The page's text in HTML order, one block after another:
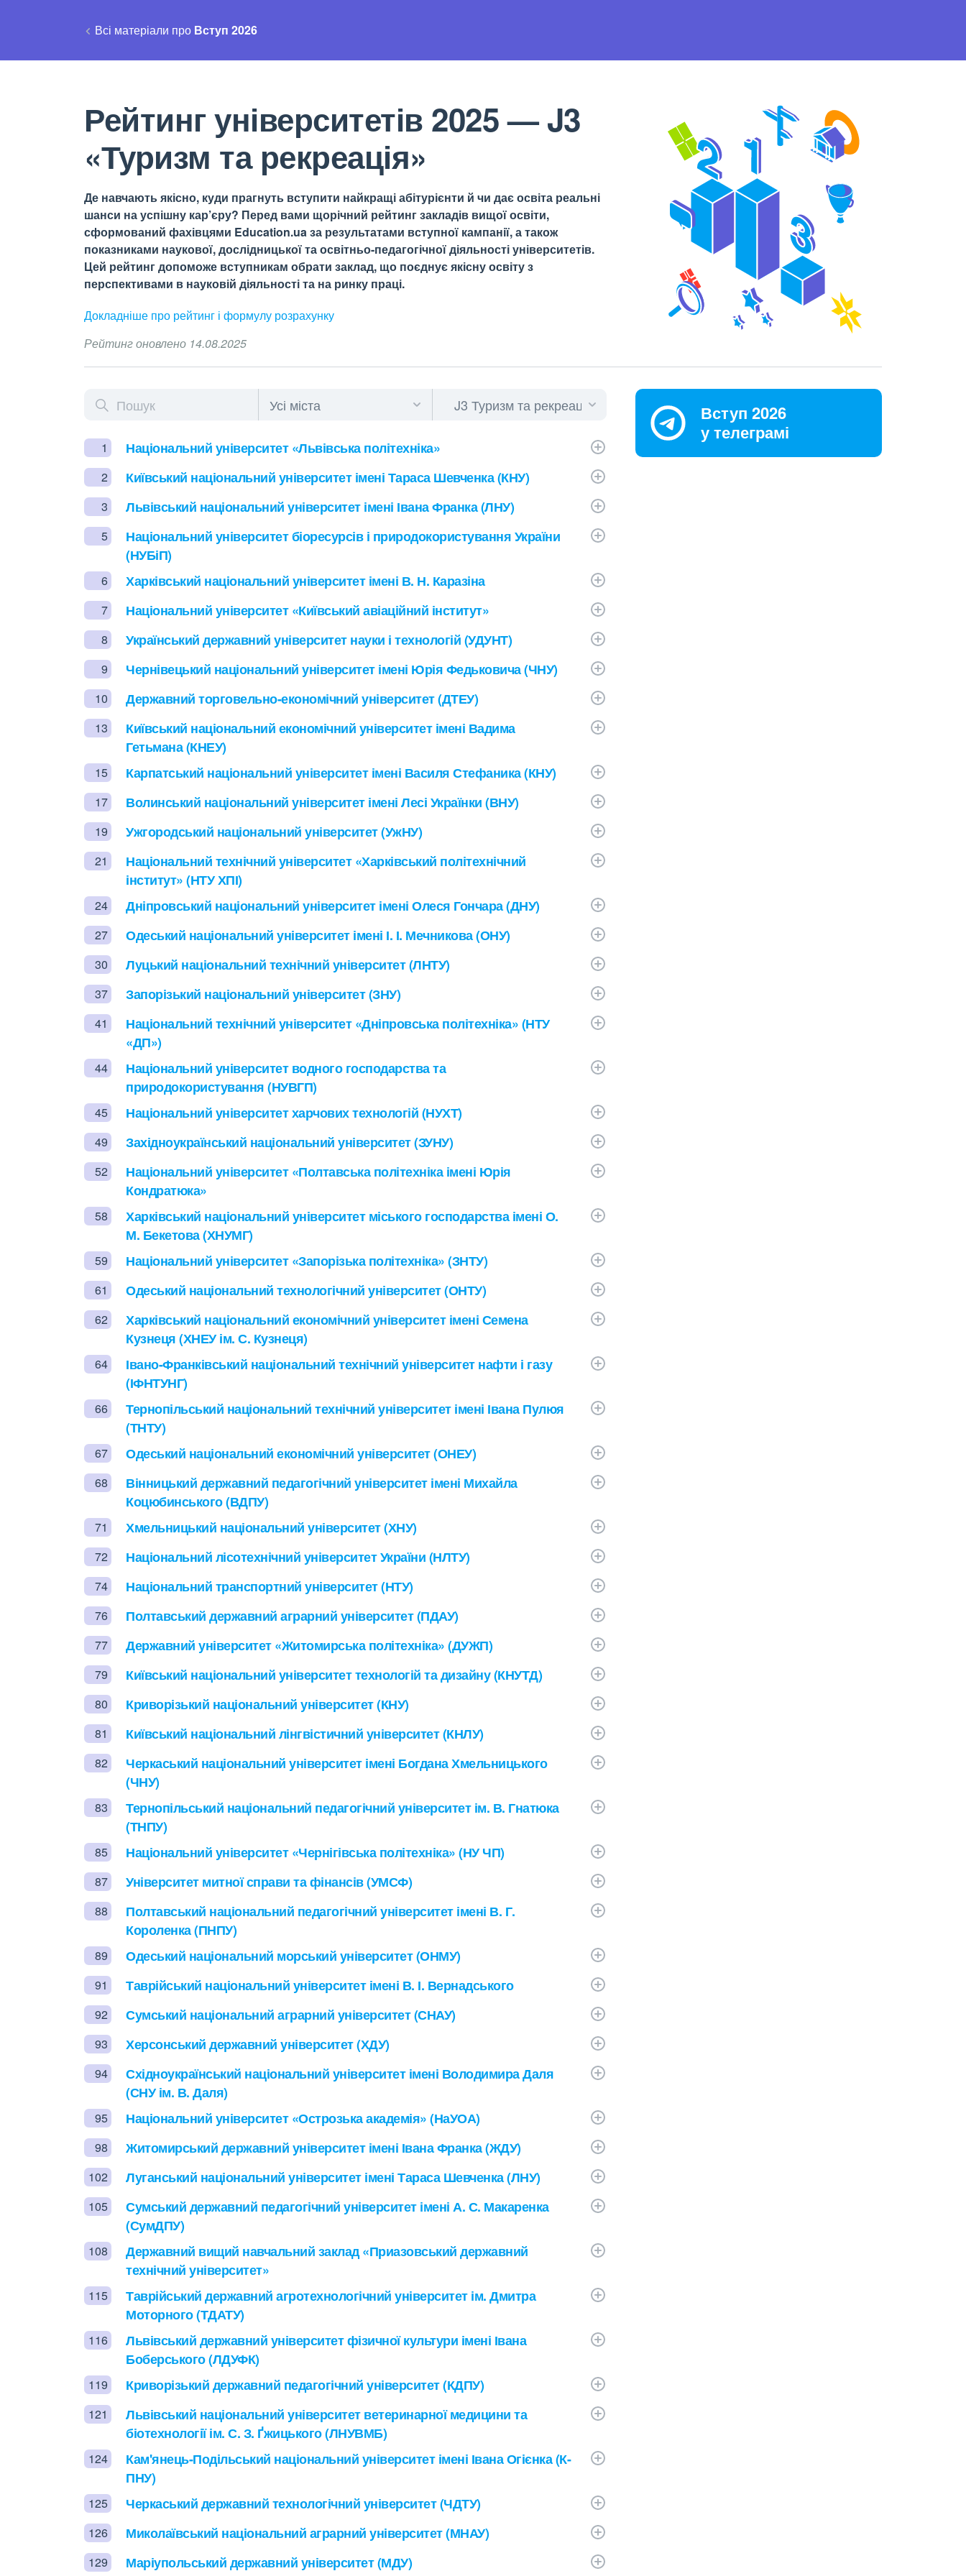
Всі матеріали про Вступ 2026
Рейтинг університетів 2025 — J3
«Туризм та рекреація»
Де навчають якісно, куди прагнуть вступити найкращі абітурієнти й чи дає освіта реальні
шанси на успішну кар’єру? Перед вами щорічний рейтинг закладів вищої освіти,
сформований фахівцями Education.ua за результатами вступної кампанії, а також
показниками наукової, дослідницької та освітньо-педагогічної діяльності університетів.
Цей рейтинг допоможе вступникам обрати заклад, що поєднує якісну освіту з
перспективами в науковій діяльності та на ринку праці.
Докладніше про рейтинг і формулу розрахунку
Рейтинг оновлено 14.08.2025
1 Національний університет «Львівська політехніка»
2 Київський національний університет імені Тараса Шевченка (КНУ)
3 Львівський національний університет імені Івана Франка (ЛНУ)
5
Національний університет біоресурсів і природокористування України
(НУБіП)
6 Харківський національний університет імені В. Н. Каразіна
7 Національний університет «Київський авіаційний інститут»
8 Український державний університет науки і технологій (УДУНТ)
9 Чернівецький національний університет імені Юрія Федьковича (ЧНУ)
10 Державний торговельно-економічний університет (ДТЕУ)
13
Київський національний економічний університет імені Вадима
Гетьмана (КНЕУ)
15 Карпатський національний університет імені Василя Стефаника (КНУ)
17 Волинський національний університет імені Лесі Українки (ВНУ)
19 Ужгородський національний університет (УжНУ)
21
Національний технічний університет «Харківський політехнічний
інститут» (НТУ ХПІ)
24 Дніпровський національний університет імені Олеся Гончара (ДНУ)
27 Одеський національний університет імені І. І. Мечникова (ОНУ)
30 Луцький національний технічний університет (ЛНТУ)
37 Запорізький національний університет (ЗНУ)
41
Національний технічний університет «Дніпровська політехніка» (НТУ
«ДП»)
44
Національний університет водного господарства та
природокористування (НУВГП)
45 Національний університет харчових технологій (НУХТ)
49 Західноукраїнський національний університет (ЗУНУ)
52
Національний університет «Полтавська політехніка імені Юрія
Кондратюка»
58
Харківський національний університет міського господарства імені О.
М. Бекетова (ХНУМГ)
59 Національний університет «Запорізька політехніка» (ЗНТУ)
61 Одеський національний технологічний університет (ОНТУ)
62
Харківський національний економічний університет імені Семена
Кузнеця (ХНЕУ ім. С. Кузнеця)
64
Івано-Франківський національний технічний університет нафти і газу
(ІФНТУНГ)
66
Тернопільський національний технічний університет імені Івана Пулюя
(ТНТУ)
67 Одеський національний економічний університет (ОНЕУ)
68
Вінницький державний педагогічний університет імені Михайла
Коцюбинського (ВДПУ)
71 Хмельницький національний університет (ХНУ)
72 Національний лісотехнічний університет України (НЛТУ)
74 Національний транспортний університет (НТУ)
76 Полтавський державний аграрний університет (ПДАУ)
77 Державний університет «Житомирська політехніка» (ДУЖП)
79 Київський національний університет технологій та дизайну (КНУТД)
80 Криворізький національний університет (КНУ)
81 Київський національний лінгвістичний університет (КНЛУ)
82
Черкаський національний університет імені Богдана Хмельницького
(ЧНУ)
83
Тернопільський національний педагогічний університет ім. В. Гнатюка
(ТНПУ)
85 Національний університет «Чернігівська політехніка» (НУ ЧП)
87 Університет митної справи та фінансів (УМСФ)
88
Полтавський національний педагогічний університет імені В. Г.
Короленка (ПНПУ)
89 Одеський національний морський університет (ОНМУ)
91 Таврійський національний університет імені В. І. Вернадського
92 Сумський національний аграрний університет (СНАУ)
93 Херсонський державний університет (ХДУ)
94
Східноукраїнський національний університет імені Володимира Даля
(СНУ ім. В. Даля)
95 Національний університет «Острозька академія» (НаУОА)
98 Житомирський державний університет імені Івана Франка (ЖДУ)
102 Луганський національний університет імені Тараса Шевченка (ЛНУ)
105
Сумський державний педагогічний університет імені А. С. Макаренка
(СумДПУ)
108
Державний вищий навчальний заклад «Приазовський державний
технічний університет»
115
Таврійський державний агротехнологічний університет ім. Дмитра
Моторного (ТДАТУ)
116
Львівський державний університет фізичної культури імені Івана
Боберського (ЛДУФК)
119 Криворізький державний педагогічний університет (КДПУ)
121
Львівський національний університет ветеринарної медицини та
біотехнології ім. С. З. Ґжицького (ЛНУВМБ)
124
Кам'янець-Подільський національний університет імені Івана Огієнка (К-
ПНУ)
125 Черкаський державний технологічний університет (ЧДТУ)
126 Миколаївський національний аграрний університет (МНАУ)
129 Маріупольський державний університет (МДУ)
Вступ 2026
у телеграмі